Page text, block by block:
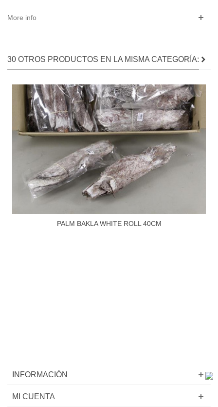
More info
30 OTROS PRODUCTOS EN LA MISMA CATEGORÍA:
PALM BAKLA WHITE ROLL 40CM
INFORMACIÓN
MI CUENTA